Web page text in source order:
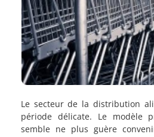
Le secteur de la distribution
période délicate. Le modèle
semble ne plus guère